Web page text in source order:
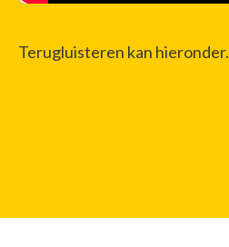
Terugluisteren kan hieronder.